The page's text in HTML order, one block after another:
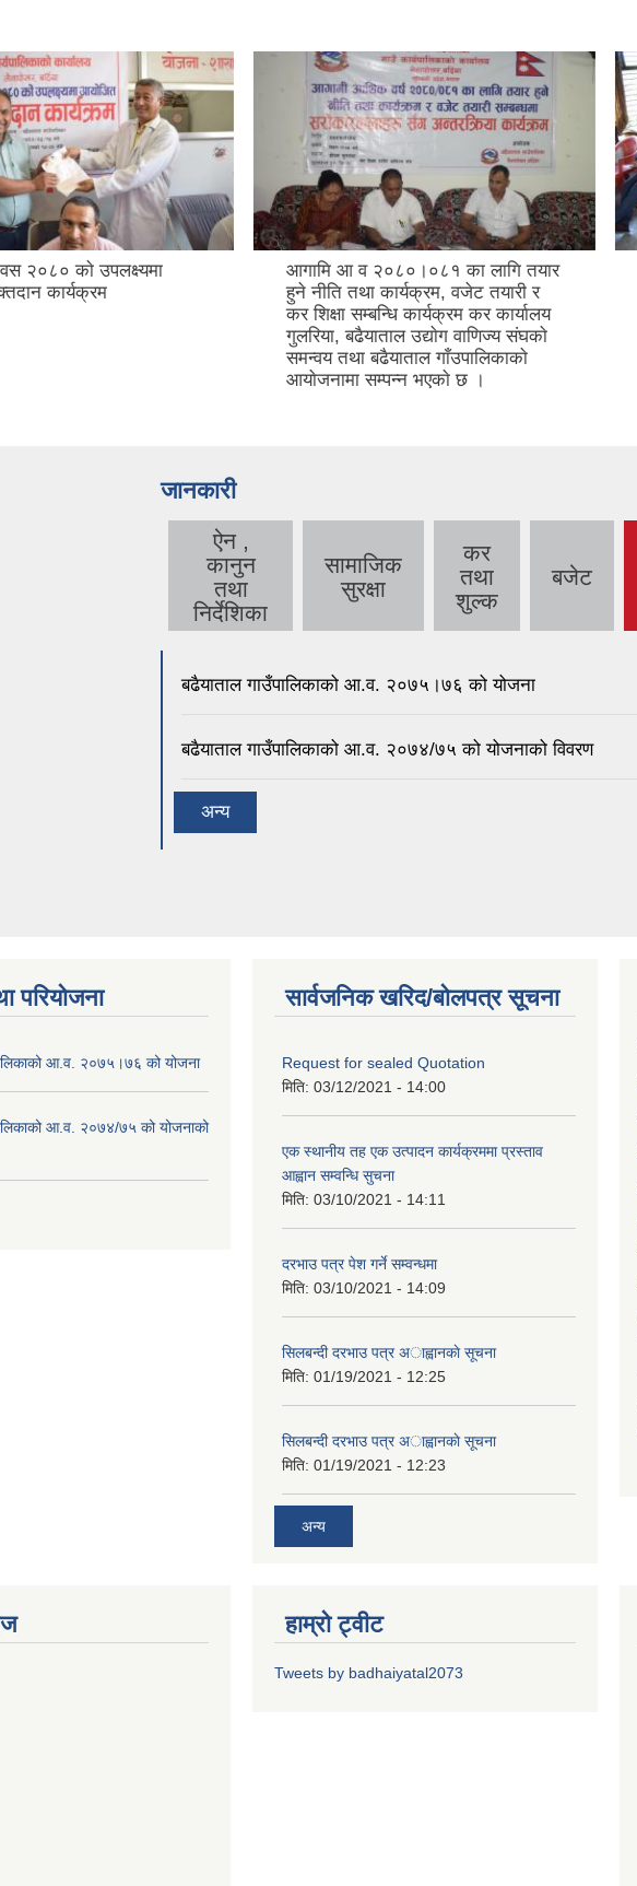
२०८० काे उपलक्ष्यमा
कार्यक्रम
आगामि आ व २०८०।०८१ का लागि तयार
हुने नीति तथा कार्यक्रम, वजेट तयारी र
कर शिक्षा सम्बन्धि कार्यक्रम कर कार्यालय
गुलरिया, बढैयाताल उद्याेग वाणिज्य स‌ंघकाे
समन्वय तथा बढैयाताल गाँउपालिकाकाे
आयाेजनामा सम्पन्न भएकाे छ ।
जानकारी
ऐन ,
कानुन
तथा
निर्देशिका
सामाजिक
सुरक्षा
कर
तथा
शुल्क
बजेट
बढैयाताल गाउँपालिकाको आ.व. २०७५।७६ को योजना
बढैयाताल गाउँपालिकाको आ.व. २०७४/७५ को योजनाको विवरण
अन्य
परियोजना
आ.व. २०७५।७६ को योजना
आ.व. २०७४/७५ को योजनाको
सार्वजनिक खरिद/बोलपत्र सूचना
Request for sealed Quotation
मिति: 03/12/2021 - 14:00
एक स्थानीय तह एक उत्पादन कार्यक्रममा प्रस्ताव
आह्वान सम्वन्धि सुचना
मिति: 03/10/2021 - 14:11
दरभाउ पत्र पेश गर्ने सम्वन्धमा
मिति: 03/10/2021 - 14:09
सिलबन्दी दरभाउ पत्र अाह्वानकाे सूचना
मिति: 01/19/2021 - 12:25
सिलबन्दी दरभाउ पत्र अाह्वानकाे सूचना
मिति: 01/19/2021 - 12:23
अन्य
हाम्रो ट्वीट
Tweets by badhaiyatal2073